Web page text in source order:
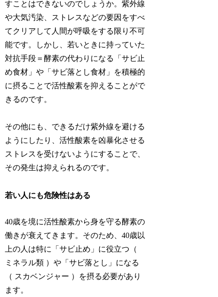
すことはできないのでしょうか。紫外線
や大気汚染、ストレスなどの要因をすべ
てクリアして人間が呼吸をする限り不可
能です。しかし、若いときに持っていた
対抗手段＝酵素の代わりになる「サビ止
め食材」や「サビ落とし食材」を積極的
に摂ることで活性酸素を抑えることがで
きるのです。
その他にも、できるだけ紫外線を避ける
ようにしたり、活性酸素を凶暴化させる
ストレスを受けないようにすることで、
その発生は抑えられるのです。
若い人にも危険性はある
40歳を境に活性酸素から身を守る酵素の
働きが衰えてきます。そのため、40歳以
上の人は特に「サビ止め」に役立つ（
ミネラル類 ）や「サビ落とし」になる
（ スカベンジャー ）を摂る必要があり
ます。